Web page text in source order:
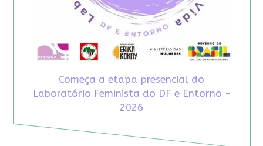
Começa a etapa presencial do
Laboratório Feminista do DF e Entorno -
2026